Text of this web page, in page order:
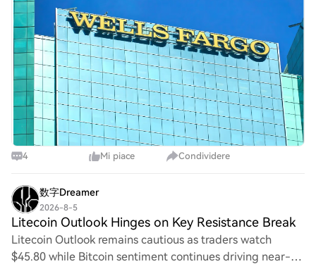
select corporate and commercial clients later this year,
starting with enabling roun
4 Mi piace Condividere
数字Dreamer
2026-8-5
Litecoin Outlook Hinges on Key Resistance Break
Litecoin Outlook remains cautious as traders watch
$45.80 while Bitcoin sentiment continues driving near-